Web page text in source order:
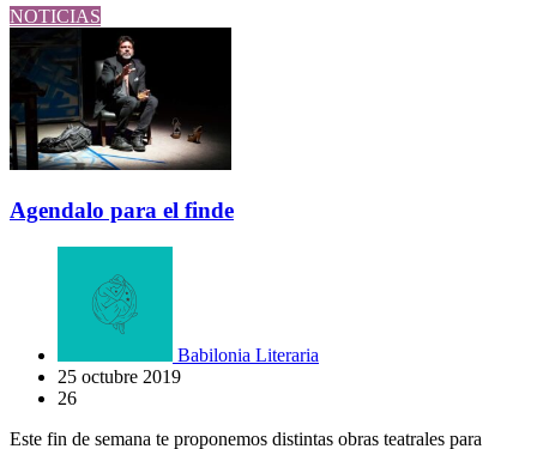
NOTICIAS
Agendalo para el finde
Babilonia Literaria
25 octubre 2019
26
Este fin de semana te proponemos distintas obras teatrales para